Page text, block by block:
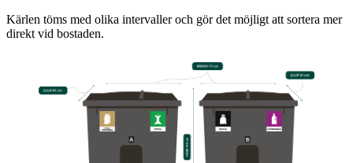
Kärlen töms med olika intervaller och gör det möjligt att sortera mer
direkt vid bostaden.